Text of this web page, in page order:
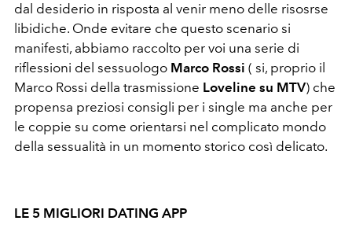
dal desiderio in risposta al venir meno delle risosrse
libidiche. Onde evitare che questo scenario si
manifesti, abbiamo raccolto per voi una serie di
riflessioni del sessuologo Marco Rossi ( si, proprio il
Marco Rossi della trasmissione Loveline su MTV) che
propensa preziosi consigli per i single ma anche per
le coppie su come orientarsi nel complicato mondo
della sessualità in un momento storico così delicato.
LE 5 MIGLIORI DATING APP